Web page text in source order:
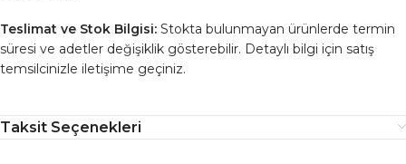
Teslimat ve Stok Bilgisi: Stokta bulunmayan ürünlerde termin
süresi ve adetler değişiklik gösterebilir. Detaylı bilgi için satış
temsilcinizle iletişime geçiniz.
Taksit Seçenekleri